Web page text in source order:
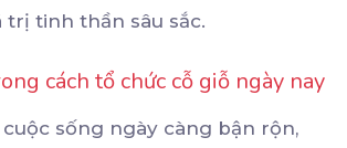
trị tinh thần sâu sắc.
cách tổ chức cỗ giỗ ngày nay
cuộc sống ngày càng bận rộn,